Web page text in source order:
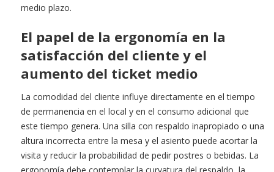
medio plazo.
El papel de la ergonomía en la
satisfacción del cliente y el
aumento del ticket medio
La comodidad del cliente influye directamente en el tiempo
de permanencia en el local y en el consumo adicional que
este tiempo genera. Una silla con respaldo inapropiado o una
altura incorrecta entre la mesa y el asiento puede acortar la
visita y reducir la probabilidad de pedir postres o bebidas. La